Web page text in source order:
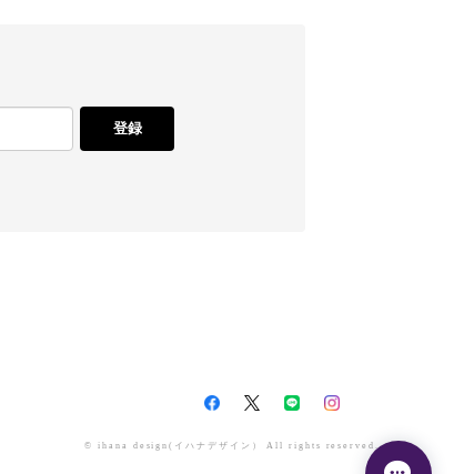
登録
© ihana design(イハナデザイン） All rights reserved.